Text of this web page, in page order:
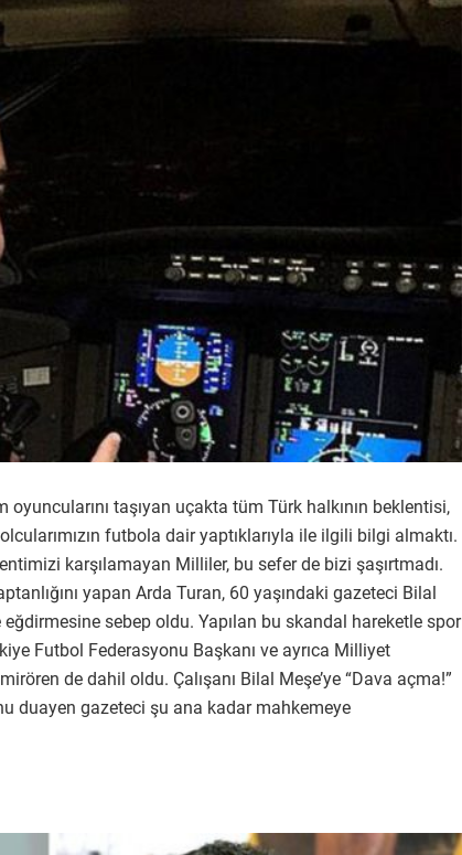
taşıyan uçakta tüm Türk halkının beklentisi,
futbola dair yaptıklarıyla ile ilgili bilgi almaktı.
karşılamayan Milliler, bu sefer de bizi şaşırtmadı.
yapan Arda Turan, 60 yaşındaki gazeteci Bilal
eğdirmesine sebep oldu. Yapılan bu skandal hareketle spor
Futbol Federasyonu Başkanı ve ayrıca Milliyet
de dahil oldu. Çalışanı Bilal Meşe’ye “Dava açma!”
duayen gazeteci şu ana kadar mahkemeye